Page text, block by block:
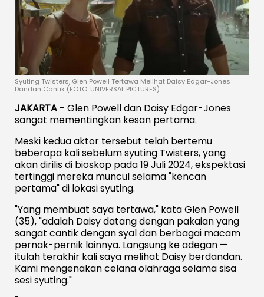
Syuting Twisters, Glen Powell Tertawa Melihat Daisy Edgar-Jones
Dandan Cantik (FOTO: UNIVERSAL PICTURES)
JAKARTA - Glen Powell dan Daisy Edgar-Jones
sangat mementingkan kesan pertama.
Meski kedua aktor tersebut telah bertemu
beberapa kali sebelum syuting Twisters, yang
akan dirilis di bioskop pada 19 Juli 2024, ekspektasi
tertinggi mereka muncul selama "kencan
pertama" di lokasi syuting.
"Yang membuat saya tertawa," kata Glen Powell
(35), "adalah Daisy datang dengan pakaian yang
sangat cantik dengan syal dan berbagai macam
pernak-pernik lainnya. Langsung ke adegan —
itulah terakhir kali saya melihat Daisy berdandan.
Kami mengenakan celana olahraga selama sisa
sesi syuting."